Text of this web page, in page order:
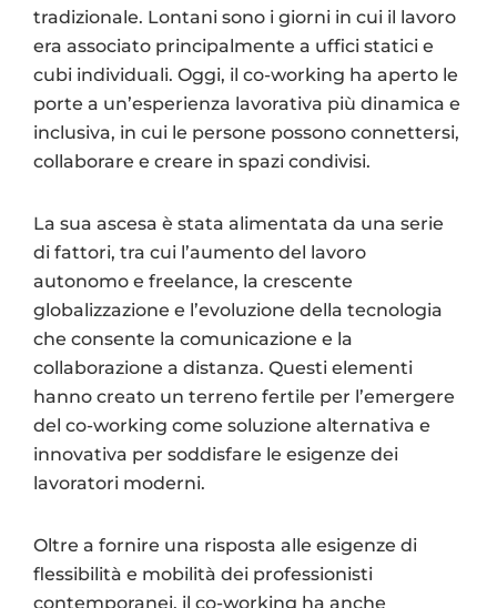
tradizionale. Lontani sono i giorni in cui il lavoro
era associato principalmente a uffici statici e
cubi individuali. Oggi, il co-working ha aperto le
porte a un’esperienza lavorativa più dinamica e
inclusiva, in cui le persone possono connettersi,
collaborare e creare in spazi condivisi.
La sua ascesa è stata alimentata da una serie
di fattori, tra cui l’aumento del lavoro
autonomo e freelance, la crescente
globalizzazione e l’evoluzione della tecnologia
che consente la comunicazione e la
collaborazione a distanza. Questi elementi
hanno creato un terreno fertile per l’emergere
del co-working come soluzione alternativa e
innovativa per soddisfare le esigenze dei
lavoratori moderni.
Oltre a fornire una risposta alle esigenze di
flessibilità e mobilità dei professionisti
contemporanei, il co-working ha anche